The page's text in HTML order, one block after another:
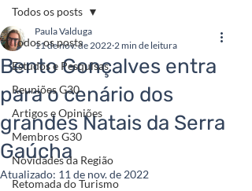
Todos os posts
Estudos e Pesquisas
Reuniões G30
Artigos e Opiniões
Membros G30
Novidades da Região
Retomada do Turismo
Todos os posts
Bento Gonçalves entra
para o cenário dos
grandes Natais da Serra
Gaúcha
Paula Valduga
11 de nov. de 2022 2 min de leitura
Atualizado: 11 de nov. de 2022